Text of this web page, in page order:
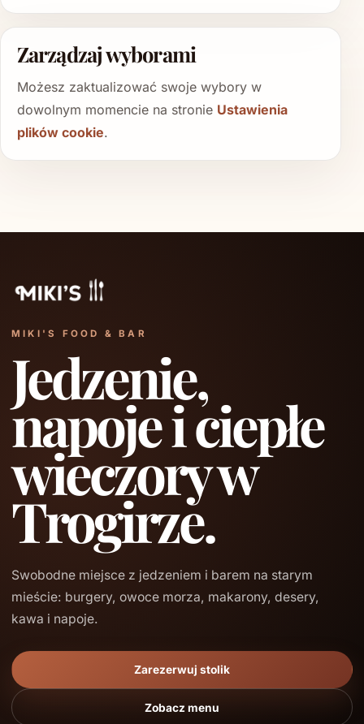
Zarządzaj wyborami
Możesz zaktualizować swoje wybory w
dowolnym momencie na stronie Ustawienia
plików cookie.
MIKI'S FOOD & BAR
Jedzenie,
napoje i ciepłe
wieczory w
Trogirze.
Swobodne miejsce z jedzeniem i barem na starym
mieście: burgery, owoce morza, makarony, desery,
kawa i napoje.
Zarezerwuj stolik
Zobacz menu